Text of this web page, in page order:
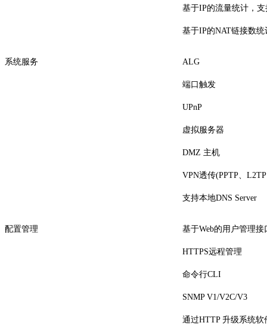
基于IP的流量统计，
基于IP的NAT链接数统
系统服务 ALG
端口触发
UPnP
虚拟服务器
DMZ 主机
VPN透传(PPTP、
支持本地DNS Server
配置管理 基于Web的用户管理
HTTPS远程管理
命令行CLI
SNMP V1/V2C/V3
通过HTTP 升级系统软